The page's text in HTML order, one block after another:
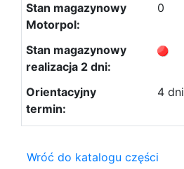
0
4 dni
Wróć do katalogu części